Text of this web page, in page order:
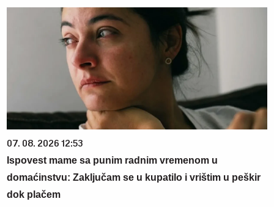
07. 08. 2026 12:53
Ispovest mame sa punim radnim vremenom u
domaćinstvu: Zaključam se u kupatilo i vrištim u peškir
dok plačem